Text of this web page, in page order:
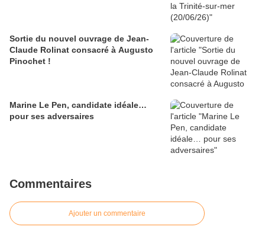
Sortie du nouvel ouvrage de Jean-
Claude Rolinat consacré à Augusto
Pinochet !
Marine Le Pen, candidate idéale…
pour ses adversaires
Commentaires
Ajouter un commentaire